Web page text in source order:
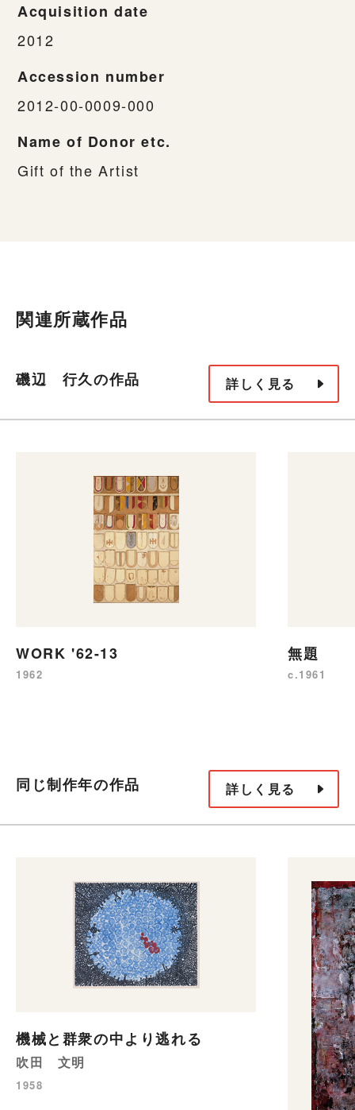
Acquisition date
2012
Accession number
2012-00-0009-000
Name of Donor etc.
Gift of the Artist
関連所蔵作品
磯辺 行久の作品 詳しく見る
WORK '62-13
1962
無題
c.1961
同じ制作年の作品 詳しく見る
機械と群衆の中より逃れる
吹田 文明
1958